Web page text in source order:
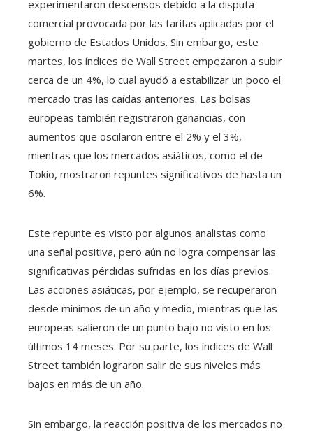
experimentaron descensos debido a la disputa
comercial provocada por las tarifas aplicadas por el
gobierno de Estados Unidos. Sin embargo, este
martes, los índices de Wall Street empezaron a subir
cerca de un 4%, lo cual ayudó a estabilizar un poco el
mercado tras las caídas anteriores. Las bolsas
europeas también registraron ganancias, con
aumentos que oscilaron entre el 2% y el 3%,
mientras que los mercados asiáticos, como el de
Tokio, mostraron repuntes significativos de hasta un
6%.
Este repunte es visto por algunos analistas como
una señal positiva, pero aún no logra compensar las
significativas pérdidas sufridas en los días previos.
Las acciones asiáticas, por ejemplo, se recuperaron
desde mínimos de un año y medio, mientras que las
europeas salieron de un punto bajo no visto en los
últimos 14 meses. Por su parte, los índices de Wall
Street también lograron salir de sus niveles más
bajos en más de un año.
Sin embargo, la reacción positiva de los mercados no